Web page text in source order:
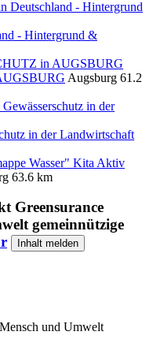
- Hintergrund &
Augsburg 61.2
in der Landwirtschaft
Kita Aktiv
63.6 km
Greensurance
gemeinnützige
Inhalt melden